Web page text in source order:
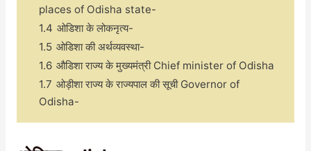
places of Odisha state-
1.4 ओडिशा के लोकनृत्य-
1.5 ओडिशा की अर्थव्यवस्था-
1.6 औडिशा राज्य के मुख्यमंत्री Chief minister of Odisha
1.7 ओड़ीशा राज्य के राज्यपाल की सूची Governor of
Odisha-